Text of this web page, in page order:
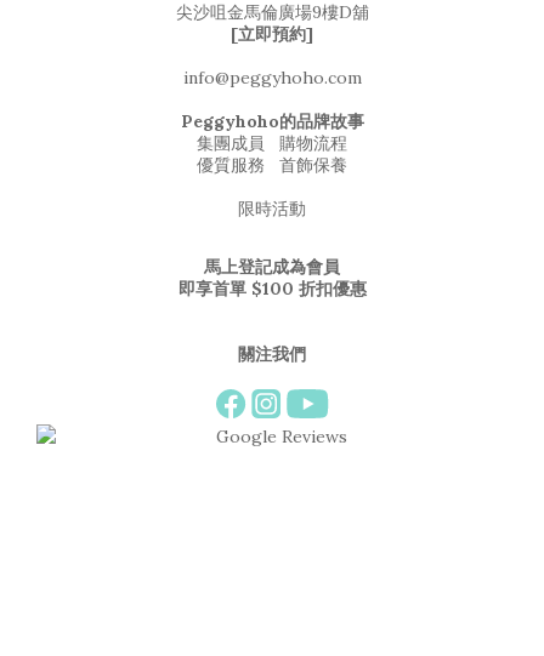
尖沙咀金馬倫廣場9樓D舖
[立即預約]
info@peggyhoho.com
Peggyhoho的品牌故事
集團成員
購物流程
優質服務
首飾保養
限時活動
馬上登記成為會員
即享首單 $100 折扣優惠
關注我們